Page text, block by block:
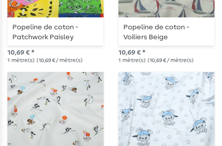
Popeline de coton -
Patchwork Paisley
multicolore
10,69 € *
1 mètre(s) | 10,69 € / mètre(s)
Popeline de coton -
Voiliers Beige
10,69 € *
1 mètre(s) | 10,69 € / mètre(s)